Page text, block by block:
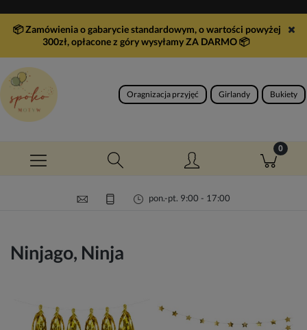
📦 Zamówienia o gabarycie standardowym, o wartości powyżej
300zł, opłacone z góry wysyłamy ZA DARMO📦
Oragnizacja przyjęć Girlandy Bukiety
pon.-pt. 9:00 - 17:00
Ninjago, Ninja